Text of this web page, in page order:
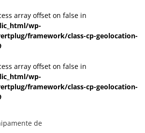
array offset on false in
wp-
framework/class-cp-geolocation-
array offset on false in
wp-
framework/class-cp-geolocation-